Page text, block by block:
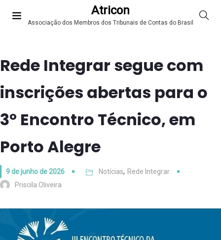
Atricon
Associação dos Membros dos Tribunais de Contas do Brasil
Rede Integrar segue com
inscrições abertas para o
3º Encontro Técnico, em
Porto Alegre
9 de junho de 2026 Notícias, Rede Integrar
Priscila Oliveira